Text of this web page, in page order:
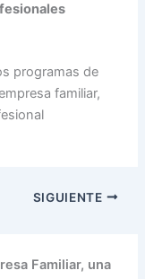
programas de
familiar,
SIGUIENTE
Familiar, una